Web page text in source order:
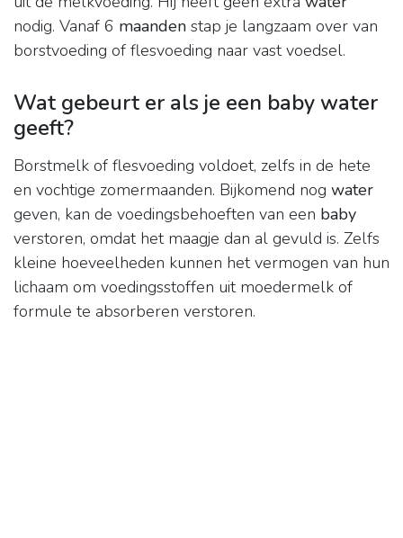
nodig. Vanaf 6 maanden stap je langzaam over van
borstvoeding of flesvoeding naar vast voedsel.
Wat gebeurt er als je een baby water
geeft?
Borstmelk of flesvoeding voldoet, zelfs in de hete
en vochtige zomermaanden. Bijkomend nog water
geven, kan de voedingsbehoeften van een baby
verstoren, omdat het maagje dan al gevuld is. Zelfs
kleine hoeveelheden kunnen het vermogen van hun
lichaam om voedingsstoffen uit moedermelk of
formule te absorberen verstoren.